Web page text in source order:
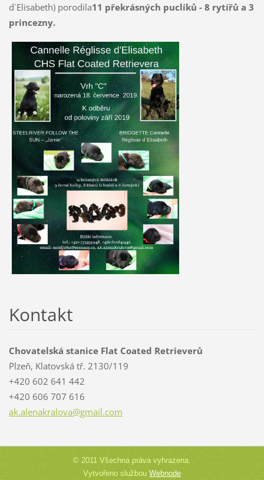
d´Elisabeth) porodila11 překrásných puclíků - 8 rytířů a 3
princezny.
Kontakt
Chovatelská stanice Flat Coated Retrieverů
Plzeň, Klatovská tř. 2130/119
+420 602 641 442
+420 606 707 616
ak.alenakralova@gmail.com
© 2011 Všechna práva vyhrazena.
Vytvořeno službouWebnode